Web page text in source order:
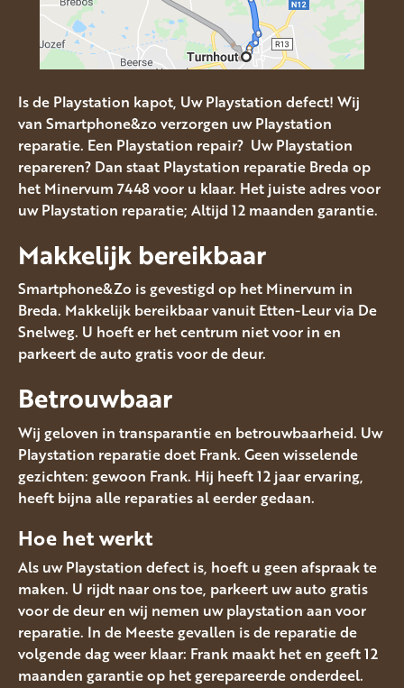
Is de Playstation kapot, Uw Playstation defect! Wij
van Smartphone&zo verzorgen uw Playstation
reparatie. Een Playstation repair? Uw Playstation
repareren? Dan staat Playstation reparatie Breda op
het Minervum 7448 voor u klaar. Het juiste adres voor
uw Playstation reparatie; Altijd 12 maanden garantie.
Makkelijk bereikbaar
Smartphone&Zo is gevestigd op het Minervum in
Breda. Makkelijk bereikbaar vanuit Etten-Leur via De
Snelweg. U hoeft er het centrum niet voor in en
parkeert de auto gratis voor de deur.
Betrouwbaar
Wij geloven in transparantie en betrouwbaarheid. Uw
Playstation reparatie doet Frank. Geen wisselende
gezichten: gewoon Frank. Hij heeft 12 jaar ervaring,
heeft bijna alle reparaties al eerder gedaan.
Hoe het werkt
Als uw Playstation defect is, hoeft u geen afspraak te
maken. U rijdt naar ons toe, parkeert uw auto gratis
voor de deur en wij nemen uw playstation aan voor
reparatie. In de Meeste gevallen is de reparatie de
volgende dag weer klaar: Frank maakt het en geeft 12
maanden garantie op het gerepareerde onderdeel.